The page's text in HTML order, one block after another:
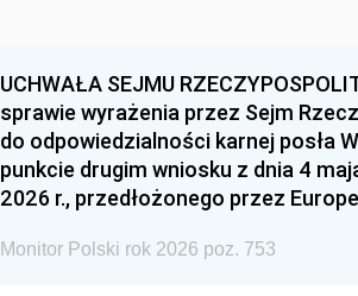
UCHWAŁA SEJMU
sprawie wyrażenia przez Sejm
do odpowiedzialności karnej posła
punkcie drugim wniosku z dnia 4
2026 r., przedłożonego przez
Monitor Polski rok 2026 poz. 753